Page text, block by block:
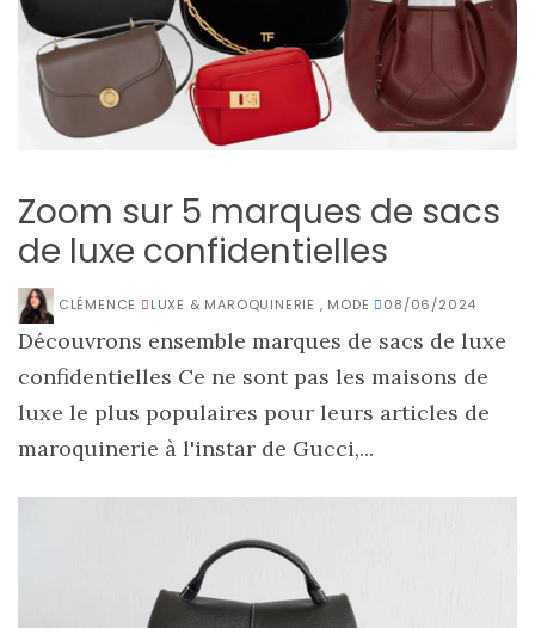
Zoom sur 5 marques de sacs
de luxe confidentielles
CLÉMENCE LUXE & MAROQUINERIE , MODE 08/06/2024
Découvrons ensemble marques de sacs de luxe
confidentielles Ce ne sont pas les maisons de
luxe le plus populaires pour leurs articles de
maroquinerie à l'instar de Gucci,...